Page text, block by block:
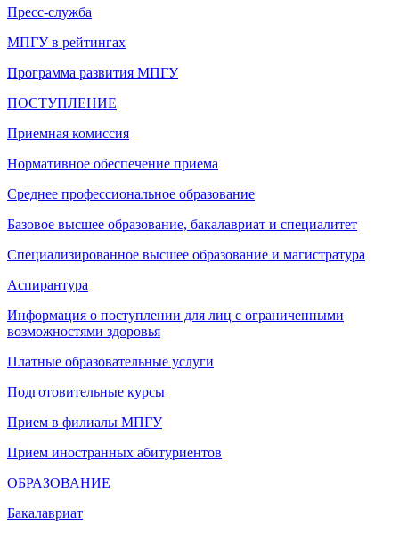
Пресс-служба
МПГУ в рейтингах
Программа развития МПГУ
ПОСТУПЛЕНИЕ
Приемная комиссия
Нормативное обеспечение приема
Среднее профессиональное образование
Базовое высшее образование, бакалавриат и специалитет
Специализированное высшее образование и магистратура
Аспирантура
Информация о поступлении для лиц с ограниченными
возможностями здоровья
Платные образовательные услуги
Подготовительные курсы
Прием в филиалы МПГУ
Прием иностранных абитуриентов
ОБРАЗОВАНИЕ
Бакалавриат